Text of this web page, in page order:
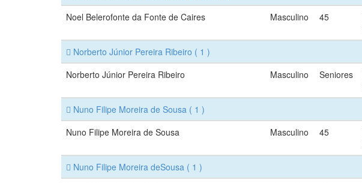
Noel Belerofonte da Fonte de Caires
Masculino 45
Norberto Júnior Pereira Ribeiro ( 1 )
Norberto Júnior Pereira Ribeiro
Masculino Seniores
Nuno Filipe Moreira de Sousa ( 1 )
Nuno Filipe Moreira de Sousa
Masculino 45
Nuno Filipe Moreira deSousa ( 1 )